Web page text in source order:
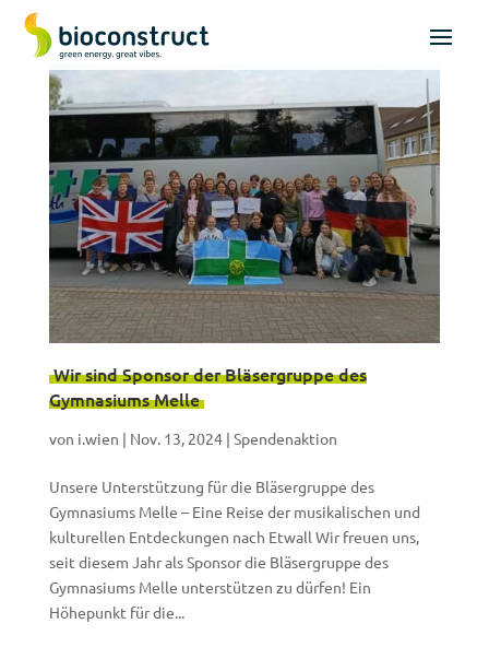
Wir sind Sponsor der Bläsergruppe des
Gymnasiums Melle
von i.wien | Nov. 13, 2024| Spendenaktion
Unsere Unterstützung für die Bläsergruppe des
Gymnasiums Melle – Eine Reise der musikalischen und
kulturellen Entdeckungen nach Etwall Wir freuen uns,
seit diesem Jahr als Sponsor die Bläsergruppe des
Gymnasiums Melle unterstützen zu dürfen! Ein
Höhepunkt für die...